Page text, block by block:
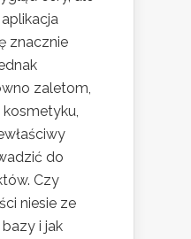
znacznie
zaletom,
do
Czy
niesie ze
i jak